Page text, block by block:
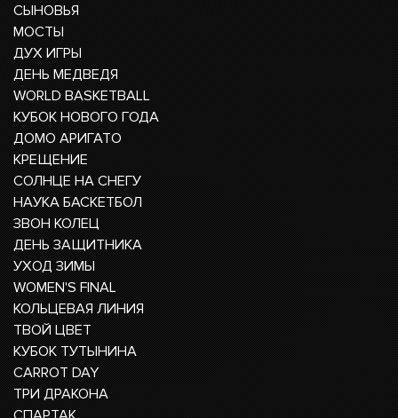
СЫНОВЬЯ
МОСТЫ
ДУХ ИГРЫ
ДЕНЬ МЕДВЕДЯ
WORLD BASKETBALL
КУБОК НОВОГО ГОДА
ДОМО АРИГАТО
КРЕЩЕНИЕ
СОЛНЦЕ НА СНЕГУ
НАУКА БАСКЕТБОЛ
ЗВОН КОЛЕЦ
ДЕНЬ ЗАЩИТНИКА
УХОД ЗИМЫ
WOMEN'S FINAL
КОЛЬЦЕВАЯ ЛИНИЯ
ТВОЙ ЦВЕТ
КУБОК ТУТЫНИНА
CARROT DAY
ТРИ ДРАКОНА